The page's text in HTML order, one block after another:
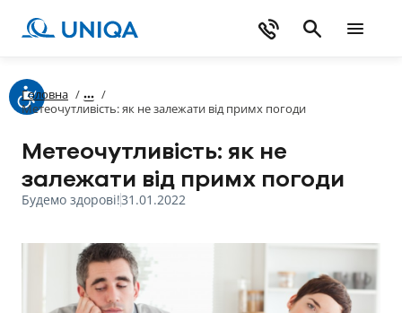
Головна /
/
Метеочутливість: як не залежати від примх погоди
Метеочутливість: як не
залежати від примх погоди
Будемо здорові!31.01.2022